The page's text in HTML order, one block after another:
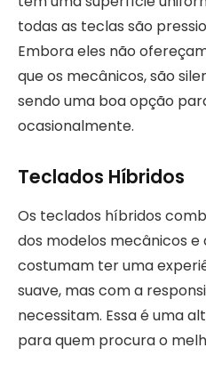
todas as teclas são
Embora eles não
que os mecânicos, são
sendo uma boa opção
ocasionalmente.
Teclados Híbridos
Os teclados híbridos
dos modelos mecânicos e
costumam ter uma
suave, mas com a
necessitam. Essa é uma
para quem procura o